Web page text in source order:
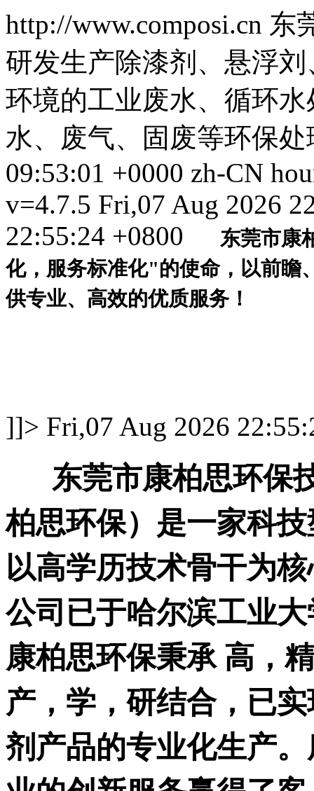
http://www.composi.cn 东
研发生产除漆剂、悬浮
环境的工业废水、循环
水、废气、固废等环保
09:53:01 +0000 zh-CN
v=4.7.5 Fri,07 Aug 2026
22:55:24 +0800
东莞市康
化，服务标准化"的使命，以前瞻
供专业、高效的优质服务！
]]> Fri,07 Aug 2026
东莞市康柏思环保
柏思环保）是一家科
以高学历技术骨干为
公司已于哈尔滨工业
康柏思环保秉承 高，
产，学，研结合，已
剂产品的专业化生产